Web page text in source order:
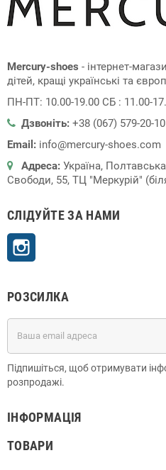
Mercury-shoes - інтернет-
дітей, кращі українські та
ПН-ПТ: 10.00-19.00 СБ : 11.00-
Дзвоніть: +38 (067) 579-20-10
Email: info@mercury-shoes.com
Адреса: Україна,
Свободи, 55, ТЦ "Меркурій"
СЛІДУЙТЕ ЗА НАМИ
РОЗСИЛКА
Підпишіться, щоб отримувати
розпродажі.
ІНФОРМАЦІЯ
ТОВАРИ